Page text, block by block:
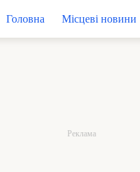
Головна Місцеві новини